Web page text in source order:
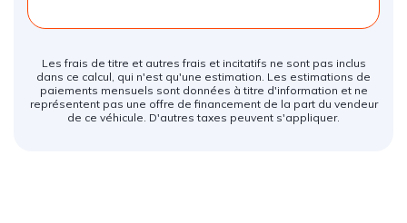
Les frais de titre et autres frais et incitatifs ne sont pas inclus
dans ce calcul, qui n'est qu'une estimation. Les estimations de
paiements mensuels sont données à titre d'information et ne
représentent pas une offre de financement de la part du vendeur
de ce véhicule. D'autres taxes peuvent s'appliquer.